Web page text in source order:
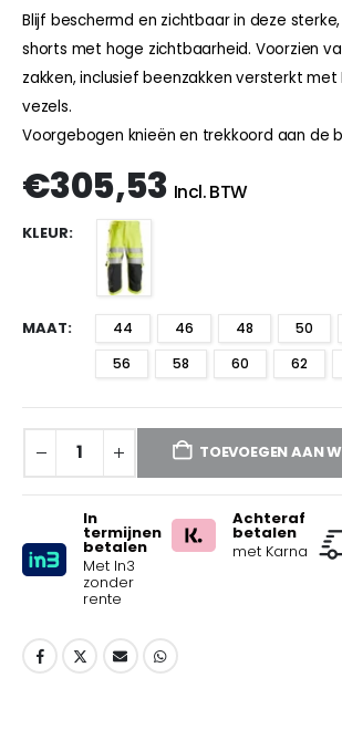
Blijf beschermd en zichtbaar in deze
shorts met hoge zichtbaarheid. Voorzien
zakken, inclusief beenzakken versterkt met
vezels.
Voorgebogen knieën en trekkoord aan de
€305,53 Incl. BTW
KLEUR
MAAT 44 46 48 50
56
58 60 62
TOEVOEGEN AAN
In
termijnen
betalen
Met In3
zonder
rente
Achteraf
betalen
met Karna